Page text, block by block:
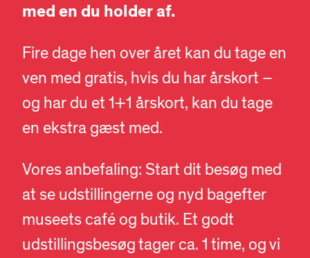
med en du holder af.
Fire dage hen over året kan du tage en
ven med gratis, hvis du har årskort –
og har du et 1+1 årskort, kan du tage
en ekstra gæst med.
Vores anbefaling: Start dit besøg med
at se udstillingerne og nyd bagefter
museets café og butik. Et godt
udstillingsbesøg tager ca. 1 time, og vi